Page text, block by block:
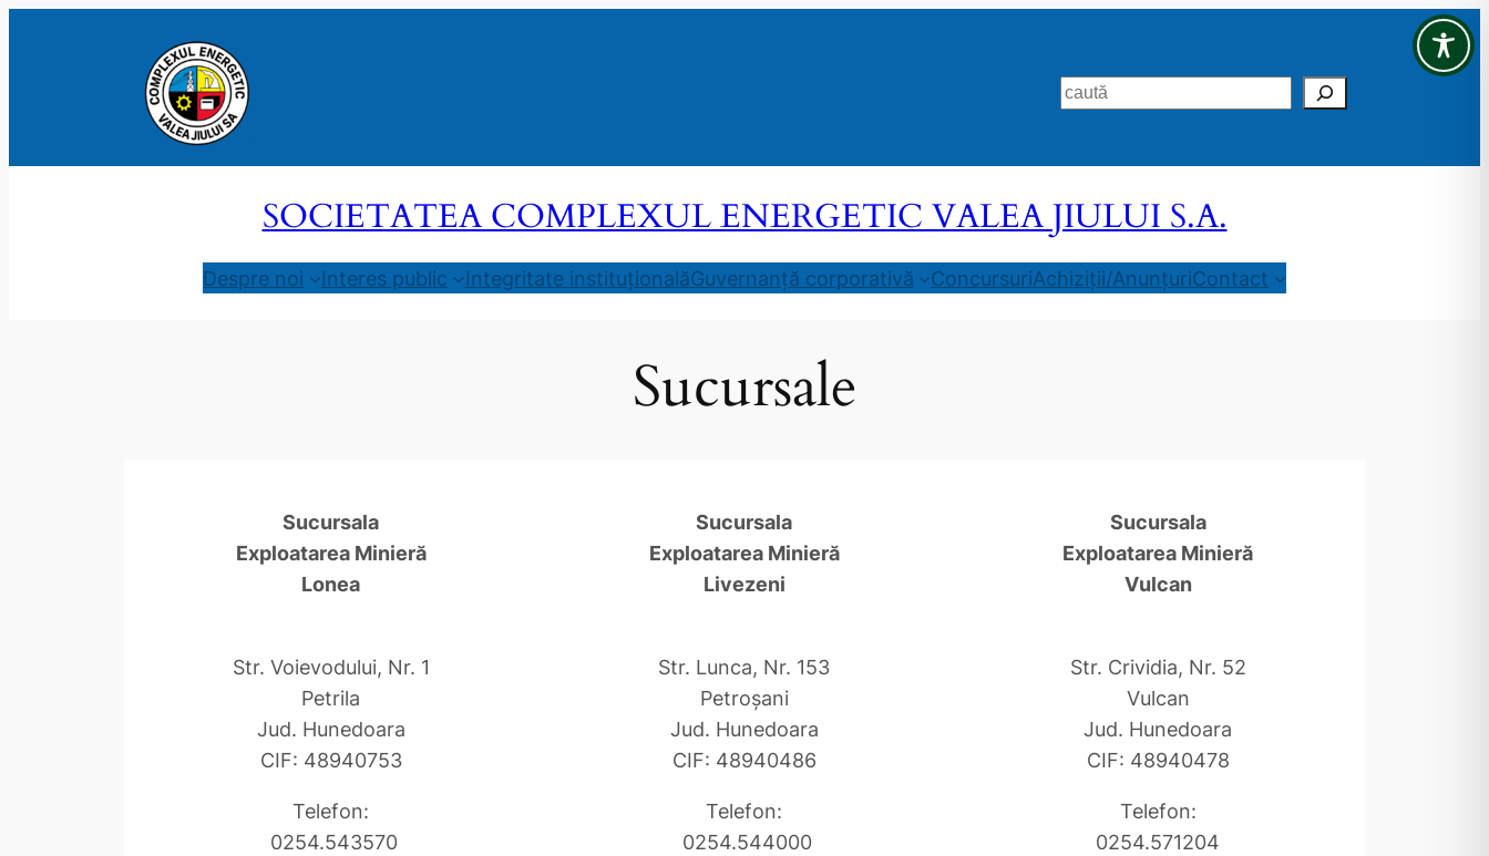
Search
SOCIETATEA COMPLEXUL ENERGETIC VALEA JIULUI S.A.
Despre noi Interes public Integritate instituționalăGuvernanță corporativă ConcursuriAchiziții/AnunțuriContact
Sucursale
Sucursala
Exploatarea Minieră
Lonea
Str. Voievodului, Nr. 1
Petrila
Jud. Hunedoara
CIF: 48940753
Telefon:
0254.543570
Sucursala
Exploatarea Minieră
Livezeni
Str. Lunca, Nr. 153
Petroşani
Jud. Hunedoara
CIF: 48940486
Telefon:
0254.544000
Sucursala
Exploatarea Minieră
Vulcan
Str. Crividia, Nr. 52
Vulcan
Jud. Hunedoara
CIF: 48940478
Telefon:
0254.571204